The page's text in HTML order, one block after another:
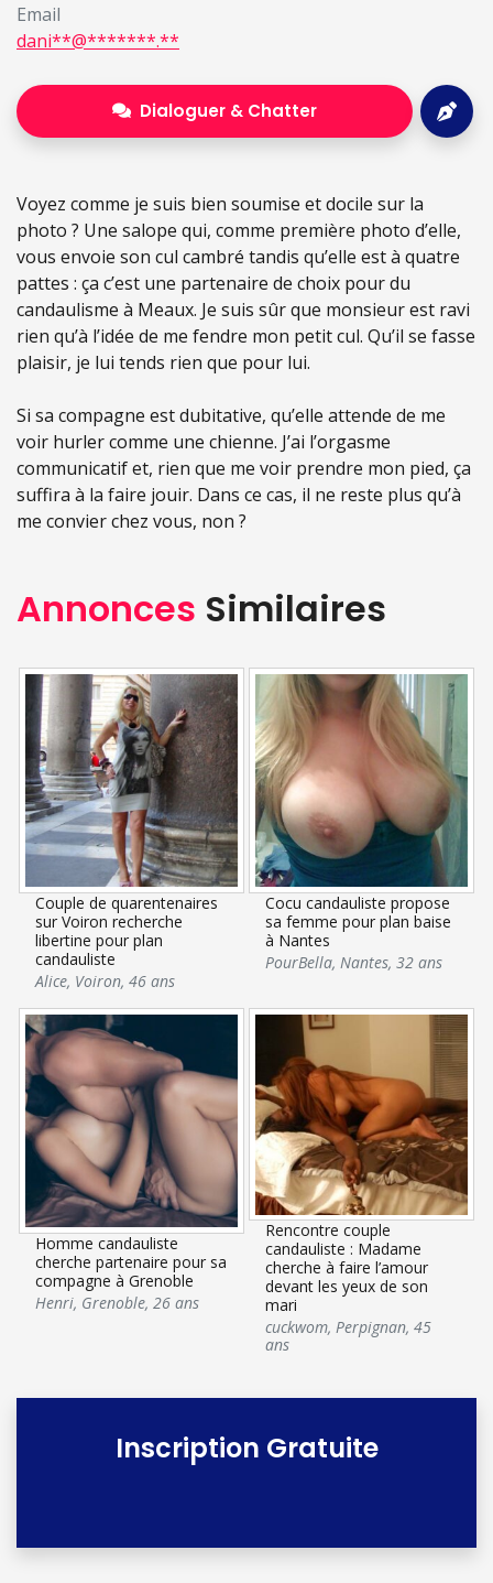
Email
dani**@*******.**
Dialoguer & Chatter
Voyez comme je suis bien soumise et docile sur la
photo ? Une salope qui, comme première photo d’elle,
vous envoie son cul cambré tandis qu’elle est à quatre
pattes : ça c’est une partenaire de choix pour du
candaulisme à Meaux. Je suis sûr que monsieur est ravi
rien qu’à l’idée de me fendre mon petit cul. Qu’il se fasse
plaisir, je lui tends rien que pour lui.
Si sa compagne est dubitative, qu’elle attende de me
voir hurler comme une chienne. J’ai l’orgasme
communicatif et, rien que me voir prendre mon pied, ça
suffira à la faire jouir. Dans ce cas, il ne reste plus qu’à
me convier chez vous, non ?
Annonces Similaires
Couple de quarentenaires
sur Voiron recherche
libertine pour plan
candauliste
Alice, Voiron,46 ans
Cocu candauliste propose
sa femme pour plan baise
à Nantes
PourBella,Nantes,32 ans
Homme candauliste
cherche partenaire pour sa
compagne à Grenoble
Henri, Grenoble,26 ans
Rencontre couple
candauliste : Madame
cherche à faire l’amour
devant les yeux de son
mari
cuckwom,Perpignan,45
ans
Inscription Gratuite